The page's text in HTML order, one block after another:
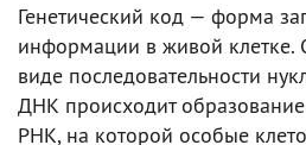
Генетический код — форма
информации в живой
виде последовательности
ДНК происходит
РНК, на которой особые